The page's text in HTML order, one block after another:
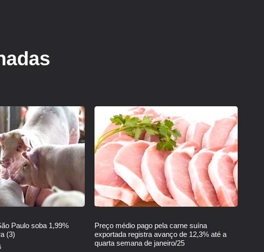
Paulo soba 1,99%
(3)
Preço médio pago pela carne suína
exportada registra avanço de 12,3% até a
quarta semana de janeiro/25